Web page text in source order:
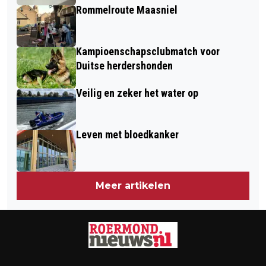
Rommelroute Maasniel
Kampioenschapsclubmatch voor
Duitse herdershonden
Veilig en zeker het water op
Leven met bloedkanker
Meer artikelen